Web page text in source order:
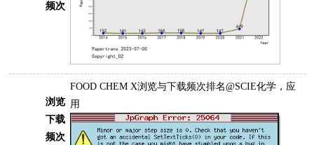
频次
浏览
下载
频次
FOOD CHEM X浏览与下载频次排名@SCIE化学，应
用